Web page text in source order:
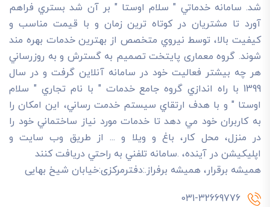
شد. سامانه خدماتي " سلام اوستا " بر آن شد بستري فراهم
آورد تا مشتريان در کوتاه ترين زمان و با قيمت مناسب و
کيفيت بالا، توسط نيروي متخصص از بهترين خدمات بهره مند
شوند. گروه معماری پایتخت تصميم به گسترش و به روزرساني
هر چه بيشتر فعاليت خود در سامانه آنلاين گرفت و در سال
1399 با راه اندازي گروه جامع خدمات " با نام تجاري " سلام
اوستا " و با هدف ارتقاي سيستم خدمت رساني، اين امکان را
به کاربران خود مي دهد تا خدمات مورد نياز ساختماني خود را
در منزل، محل کار، باغ و ويلا و ... از طريق وب سايت و
اپليکيشن در آينده، .سامانه تلفني به راحتي دريافت کنند
هميشه برقرار، هميشه برفراز.:دفترمرکزی:خیابان شیخ بهایی
031-32669776